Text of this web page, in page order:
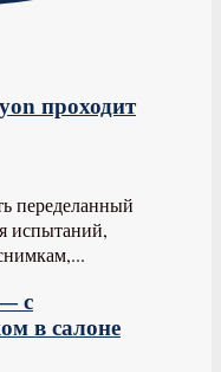
проходит
переделанный
испытаний,
с
в салоне